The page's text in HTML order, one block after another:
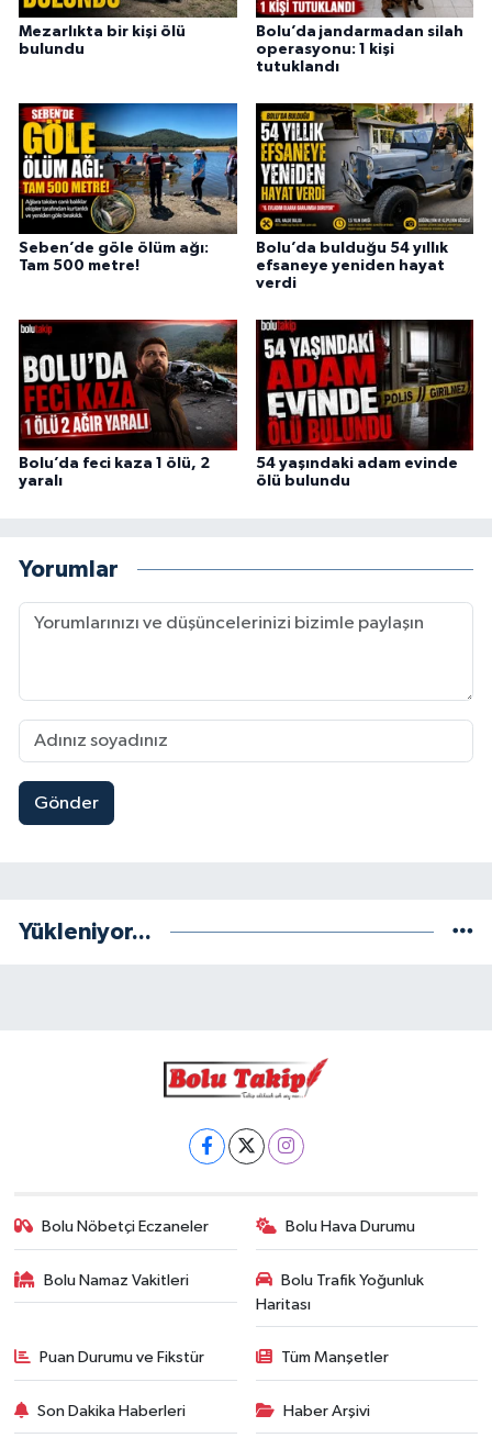
Mezarlıkta bir kişi ölü
bulundu
Bolu’da jandarmadan silah
operasyonu: 1 kişi
tutuklandı
Seben’de göle ölüm ağı:
Tam 500 metre!
Bolu’da bulduğu 54 yıllık
efsaneye yeniden hayat
verdi
Bolu’da feci kaza 1 ölü, 2
yaralı
54 yaşındaki adam evinde
ölü bulundu
Yorumlar
Gönder
Yükleniyor...
Bolu Nöbetçi Eczaneler Bolu Hava Durumu
Bolu Namaz Vakitleri
Bolu Trafik Yoğunluk
Haritası
Puan Durumu ve Fikstür Tüm Manşetler
Son Dakika Haberleri Haber Arşivi